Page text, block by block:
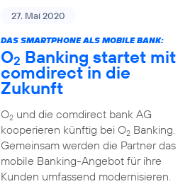
27. Mai 2020
DAS SMARTPHONE ALS MOBILE BANK:
O2 Banking startet mit
comdirect in die
Zukunft
O2und die comdirect bank AG
kooperieren künftig bei O2Banking.
Gemeinsam werden die Partner das
mobile Banking-Angebot für ihre
Kunden umfassend modernisieren.